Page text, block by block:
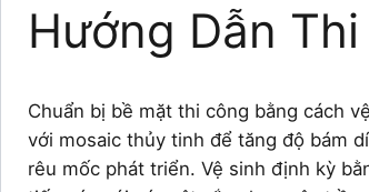
Hướng Dẫn
Chuẩn bị bề mặt thi công bằng cách
với mosaic thủy tinh để tăng độ bám
rêu mốc phát triển. Vệ sinh định kỳ